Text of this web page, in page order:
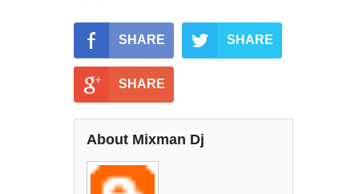
SHARE SHARE
SHARE
About Mixman Dj